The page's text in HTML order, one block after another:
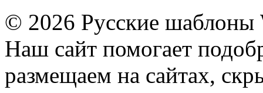
© 2026 Русские шаблоны
Наш сайт помогает
размещаем на сайтах,